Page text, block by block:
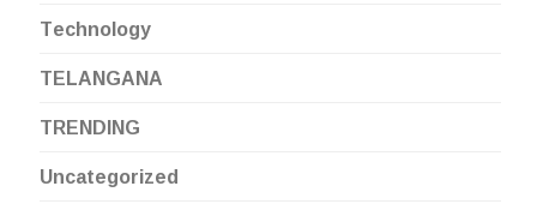
Technology
TELANGANA
TRENDING
Uncategorized